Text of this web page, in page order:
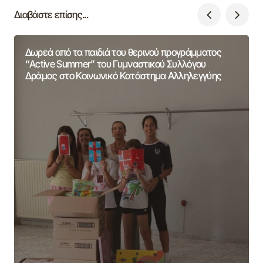
Διαβάστε επίσης...
Δωρεά από τα παιδιά του θερινού προγράμματος
“Active Summer” του Γυμναστικού Συλλόγου
Δράμας στο Κοινωνικό Κατάστημα Αλληλεγγύης